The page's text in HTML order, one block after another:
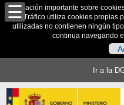
Información importante sobre
de Tráfico utiliza cookies propias
utilizadas no contienen ningún
continua navegando
Ir a la